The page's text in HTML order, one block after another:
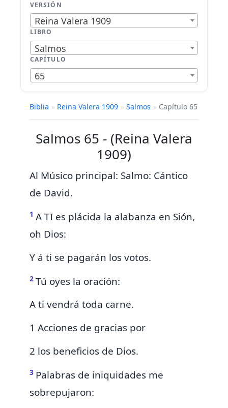
VERSIÓN
Reina Valera 1909
LIBRO
Salmos
CAPÍTULO
65
Biblia » Reina Valera 1909 » Salmos » Capítulo 65
Salmos 65 - (Reina Valera
1909)
Al Músico principal: Salmo: Cántico
de David.
1 A TI es plácida la alabanza en Sión,
oh Dios:
Y á ti se pagarán los votos.
2 Tú oyes la oración:
A ti vendrá toda carne.
1 Acciones de gracias por
2 los beneficios de Dios.
3 Palabras de iniquidades me
sobrepujaron: